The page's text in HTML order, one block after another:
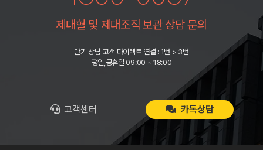
제대혈 및 제대조직 보관 상담 문의
만기 상담 고객 다이렉트 연결 : 1번 > 3번
평일,공휴일 09:00 ~ 18:00
고객센터 카톡상담